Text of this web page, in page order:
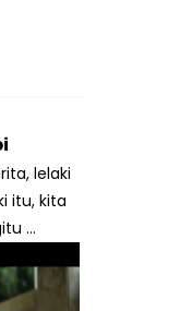
lelaki
itu, kita
...